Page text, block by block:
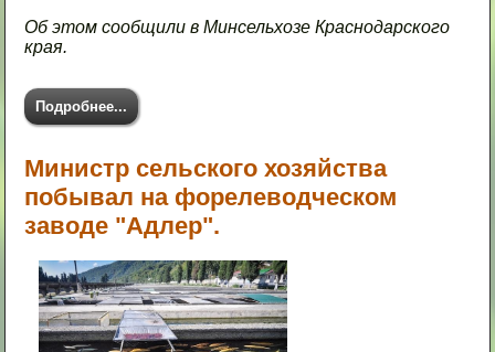
Об этом сообщили в Минсельхозе Краснодарского
края.
Подробнее...
Министр сельского хозяйства
побывал на форелеводческом
заводе "Адлер".